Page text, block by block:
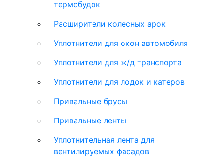
термобудок
Расширители колесных арок
Уплотнители для окон автомобиля
Уплотнители для ж/д транспорта
Уплотнители для лодок и катеров
Привальные брусы
Привальные ленты
Уплотнительная лента для
вентилируемых фасадов